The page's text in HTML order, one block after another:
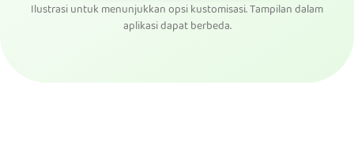
Ilustrasi untuk menunjukkan opsi kustomisasi. Tampilan dalam
aplikasi dapat berbeda.